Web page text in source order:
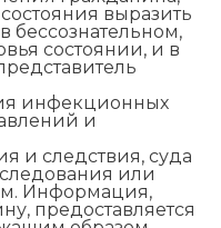
выразить
бессознательном,
состоянии, и в
инфекционных
и
и следствия, суда
или
Информация,
предоставляется